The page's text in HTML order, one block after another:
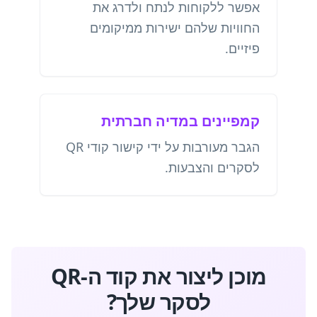
אפשר ללקוחות לנתח ולדרג את
החוויות שלהם ישירות ממיקומים
פיזיים.
קמפיינים במדיה חברתית
הגבר מעורבות על ידי קישור קודי QR
לסקרים והצבעות.
מוכן ליצור את קוד ה-QR
לסקר שלך?